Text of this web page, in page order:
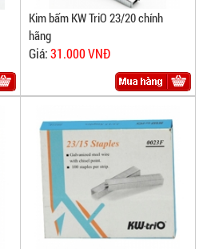
Kim bấm KW TriO 23/20 chính
hãng
Giá:31.000 VNĐ